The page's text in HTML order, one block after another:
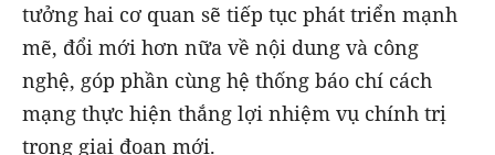
tưởng hai cơ quan sẽ tiếp tục phát triển mạnh
mẽ, đổi mới hơn nữa về nội dung và công
nghệ, góp phần cùng hệ thống báo chí cách
mạng thực hiện thắng lợi nhiệm vụ chính trị
trong giai đoạn mới.